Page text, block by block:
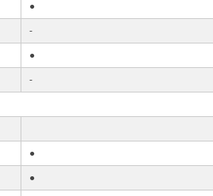
●
-
●
-
●
●